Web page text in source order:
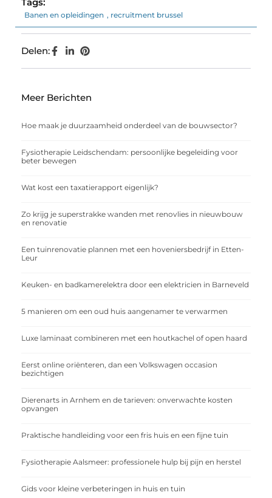
Tags:
Banen en opleidingen , recruitment brussel
Delen:
Meer Berichten
Hoe maak je duurzaamheid onderdeel van de bouwsector?
Fysiotherapie Leidschendam: persoonlijke begeleiding voor
beter bewegen
Wat kost een taxatierapport eigenlijk?
Zo krijg je superstrakke wanden met renovlies in nieuwbouw
en renovatie
Een tuinrenovatie plannen met een hoveniersbedrijf in Etten-
Leur
Keuken- en badkamerelektra door een elektricien in Barneveld
5 manieren om een oud huis aangenamer te verwarmen
Luxe laminaat combineren met een houtkachel of open haard
Eerst online oriënteren, dan een Volkswagen occasion
bezichtigen
Dierenarts in Arnhem en de tarieven: onverwachte kosten
opvangen
Praktische handleiding voor een fris huis en een fijne tuin
Fysiotherapie Aalsmeer: professionele hulp bij pijn en herstel
Gids voor kleine verbeteringen in huis en tuin